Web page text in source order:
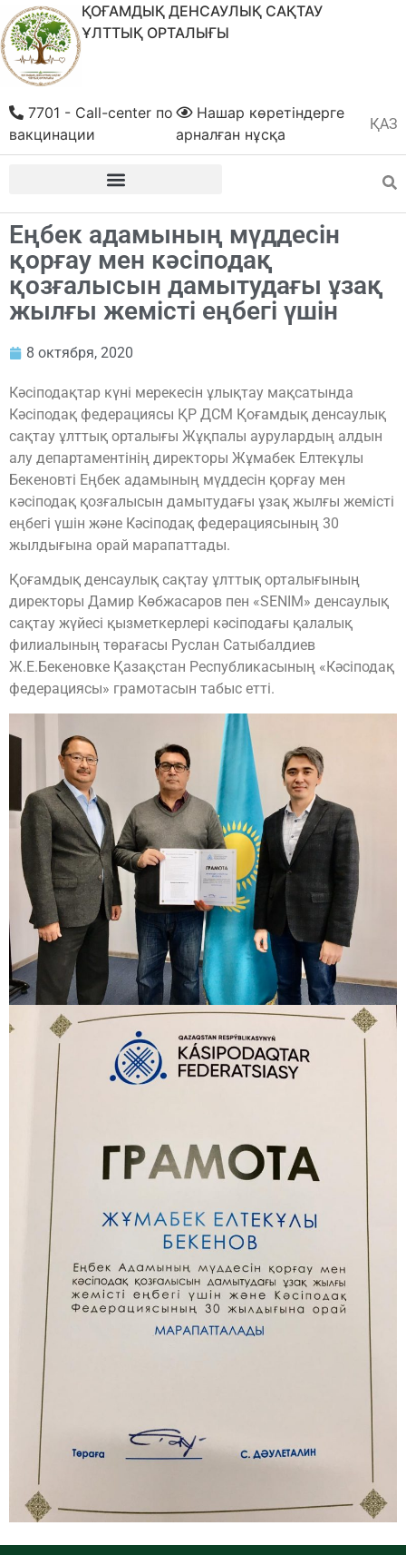
ҚОҒАМДЫҚ ДЕНСАУЛЫҚ САҚТАУ
ҰЛТТЫҚ ОРТАЛЫҒЫ
ҚАЗ
РУС
Нашар көретіндерге
арналған нұсқа
7701 - Call-center по
вакцинации
Еңбек адамының мүддесін
қорғау мен кәсіподақ
қозғалысын дамытудағы ұзақ
жылғы жемісті еңбегі үшін
8 октября, 2020
Кәсіподақтар күні мерекесін ұлықтау мақсатында
Кәсіподақ федерациясы ҚР ДСМ Қоғамдық денсаулық
сақтау ұлттық орталығы Жұқпалы аурулардың алдын
алу департаментінің директоры Жұмабек Елтекұлы
Бекеновті Еңбек адамының мүддесін қорғау мен
кәсіподақ қозғалысын дамытудағы ұзақ жылғы жемісті
еңбегі үшін және Кәсіподақ федерациясының 30
жылдығына орай марапаттады.
Қоғамдық денсаулық сақтау ұлттық орталығының
директоры Дамир Көбжасаров пен «SENIM» денсаулық
сақтау жүйесі қызметкерлері кәсіподағы қалалық
филиалының төрағасы Руслан Сатыбалдиев
Ж.Е.Бекеновке Қазақстан Республикасының «Кәсіподақ
федерациясы» грамотасын табыс етті.